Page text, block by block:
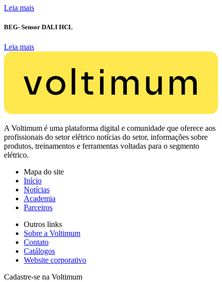
Leia mais
BEG- Sensor DALI HCL
Leia mais
A Voltimum é uma plataforma digital e comunidade que oferece aos
profissionais do setor elétrico notícias do setor, informações sobre
produtos, treinamentos e ferramentas voltadas para o segmento
elétrico.
Mapa do site
Início
Notícias
Academia
Parceiros
Outros links
Sobre a Voltimum
Contato
Catálogos
Website corporativo
Cadastre-se na Voltimum